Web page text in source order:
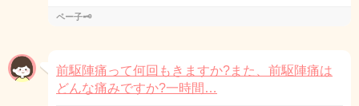
ペー子🗝
前駆陣痛って何回もきますか?また、前駆陣痛は
どんな痛みですか?一時間…